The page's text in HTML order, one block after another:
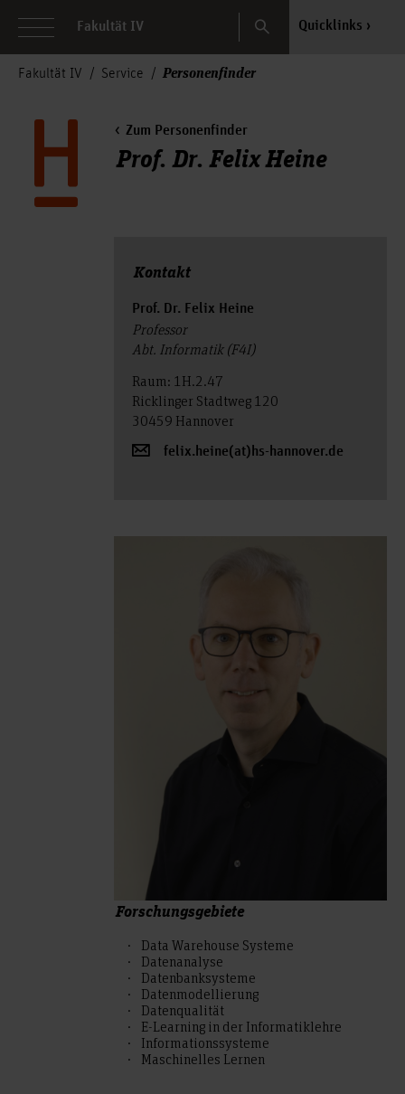
Fakultät IV Search Quicklinks
Fakultät IV Service Personenfinder
Zum Personenfinder
Prof. Dr. Felix Heine
Kontakt
Prof. Dr. Felix Heine
Professor
Abt. Informatik (F4I)
Raum: 1H.2.47
Ricklinger Stadtweg 120
30459 Hannover
felix.heine(at)hs-hannover.de
Forschungsgebiete
Data Warehouse Systeme
Datenanalyse
Datenbanksysteme
Datenmodellierung
Datenqualität
E-Learning in der Informatiklehre
Informationssysteme
Maschinelles Lernen